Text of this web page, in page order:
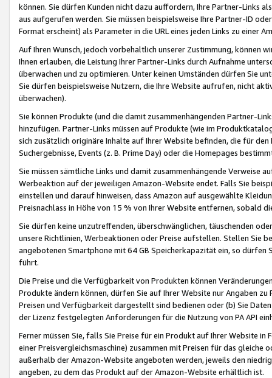
können. Sie dürfen Kunden nicht dazu auffordern, Ihre Partner-Links
aus aufgerufen werden. Sie müssen beispielsweise Ihre Partner-ID
Format erscheint) als Parameter in die URL eines jeden Links zu einer
Auf Ihren Wunsch, jedoch vorbehaltlich unserer Zustimmung, können
Ihnen erlauben, die Leistung Ihrer Partner-Links durch Aufnahme
überwachen und zu optimieren. Unter keinen Umständen dürfen Sie
Sie dürfen beispielsweise Nutzern, die Ihre Website aufrufen, nicht
überwachen).
Sie können Produkte (und die damit zusammenhängenden Partner-
hinzufügen. Partner-Links müssen auf Produkte (wie im
sich zusätzlich originäre Inhalte auf Ihrer Website befinden, die für
Suchergebnisse, Events (z. B. Prime Day) oder die Homepages
Sie müssen sämtliche Links und damit zusammenhängende
Werbeaktion auf der jeweiligen Amazon-Website endet. Falls Sie
einstellen und darauf hinweisen, dass Amazon auf ausgewählte
Preisnachlass in Höhe von 15 % von Ihrer Website entfernen, sobald
Sie dürfen keine unzutreffenden, überschwänglichen, täuschenden
unsere Richtlinien, Werbeaktionen oder Preise aufstellen. Stellen Sie
angebotenen Smartphone mit 64 GB Speicherkapazität ein, so dürfen
führt.
Die Preise und die Verfügbarkeit von Produkten können
Produkte ändern können, dürfen Sie auf Ihrer Website nur Angaben
Preisen und Verfügbarkeit dargestellt sind bedienen oder (b) Sie
der Lizenz festgelegten Anforderungen für die Nutzung von PA API
Ferner müssen Sie, falls Sie Preise für ein Produkt auf Ihrer Website
einer Preisvergleichsmaschine) zusammen mit Preisen für das
außerhalb der Amazon-Website angeboten werden, jeweils den
angeben, zu dem das Produkt auf der Amazon-Website erhältlich ist.